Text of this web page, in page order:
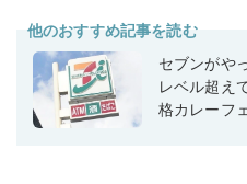
他のおすすめ記事を読む
セブンがや
レベル超え
格カレーフ